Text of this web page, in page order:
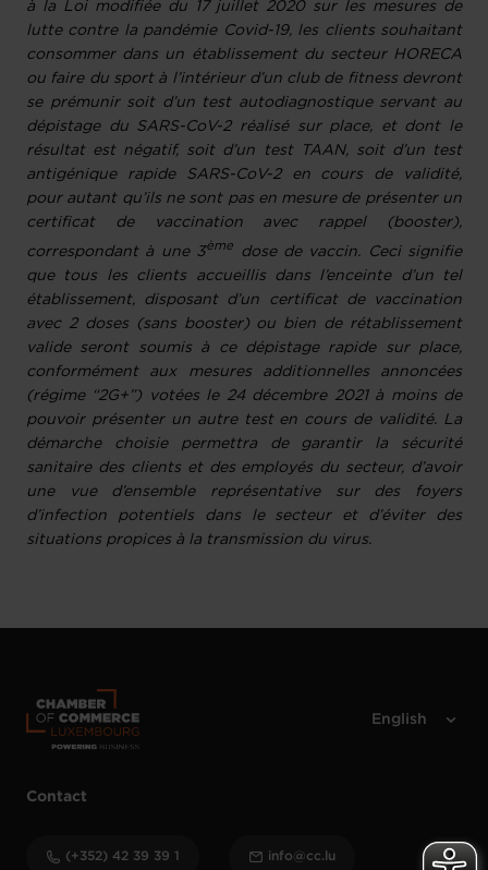
à la Loi modifiée du 17 juillet 2020 sur les mesures de
lutte contre la pandémie Covid-19, les clients souhaitant
consommer dans un établissement du secteur HORECA
ou faire du sport à l’intérieur d’un club de fitness devront
se prémunir soit d’un test autodiagnostique servant au
dépistage du SARS-CoV-2 réalisé sur place, et dont le
résultat est négatif, soit d’un test TAAN, soit d’un test
antigénique rapide SARS-CoV-2 en cours de validité,
pour autant qu’ils ne sont pas en mesure de présenter un
certificat de vaccination avec rappel (booster),
correspondant à une 3ème dose de vaccin. Ceci signifie
que tous les clients accueillis dans l’enceinte d’un tel
établissement, disposant d’un certificat de vaccination
avec 2 doses (sans booster) ou bien de rétablissement
valide seront soumis à ce dépistage rapide sur place,
conformément aux mesures additionnelles annoncées
(régime “2G+”) votées le 24 décembre 2021 à moins de
pouvoir présenter un autre test en cours de validité. La
démarche choisie permettra de garantir la sécurité
sanitaire des clients et des employés du secteur, d’avoir
une vue d’ensemble représentative sur des foyers
d’infection potentiels dans le secteur et d’éviter des
situations propices à la transmission du virus.
Contact
(+352) 42 39 39 1 info@cc.lu